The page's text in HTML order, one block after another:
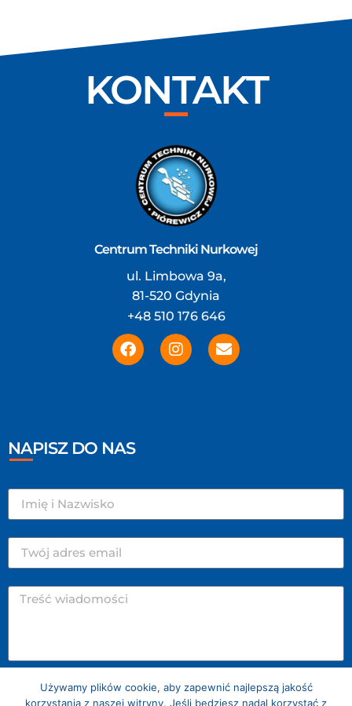
KONTAKT
Centrum Techniki Nurkowej
ul. Limbowa 9a,
81-520 Gdynia
+48 510 176 646
NAPISZ DO NAS
WYŚLIJ
Używamy plików cookie, aby zapewnić najlepszą jakość
korzystania z naszej witryny. Jeśli będziesz nadal korzystać z